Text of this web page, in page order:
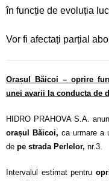
în funcție de evoluția
Vor fi afectați parțial
Orașul Băicoi – oprire
unei avarii la conducta de
HIDRO PRAHOVA S.A.
orașul Băicoi, ca urmare a
de pe strada Perlelor, nr.3.
Intervalul estimat pentru